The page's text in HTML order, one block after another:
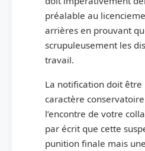
préalable au
arrières en prouvant
scrupuleusement les
travail.
La notification doit
caractère
l’encontre de votre
par écrit que cette
punition finale mais